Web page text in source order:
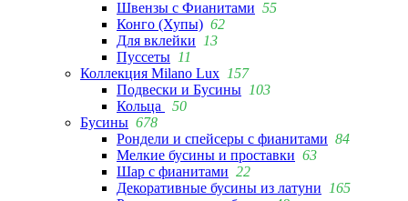
Швензы с Фианитами 55
Конго (Хупы) 62
Для вклейки
13
Пуссеты 11
Коллекция Milano Lux 157
Подвески и Бусины 103
Кольца
50
Бусины 678
Рондели и спейсеры с фианитами 84
Мелкие бусины и проставки 63
Шар с фианитами 22
Декоративные бусины из латуни
165